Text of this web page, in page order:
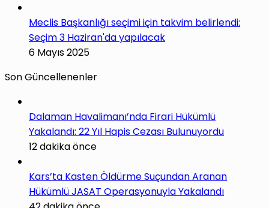
Meclis Başkanlığı seçimi için takvim belirlendi:
Seçim 3 Haziran'da yapılacak
6 Mayıs 2025
Son Güncellenenler
Dalaman Havalimanı’nda Firari Hükümlü
Yakalandı: 22 Yıl Hapis Cezası Bulunuyordu
12 dakika önce
Kars’ta Kasten Öldürme Suçundan Aranan
Hükümlü JASAT Operasyonuyla Yakalandı